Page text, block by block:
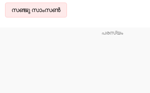
സഞ്ജു സാംസൺ